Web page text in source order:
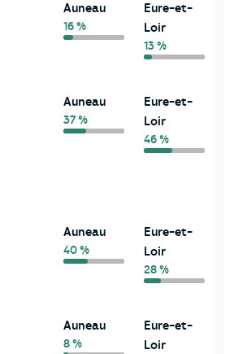
Auneau
16 %
Eure-et-
Loir
13 %
Auneau
37 %
Eure-et-
Loir
46 %
Auneau
40 %
Eure-et-
Loir
28 %
Auneau
8 %
Eure-et-
Loir